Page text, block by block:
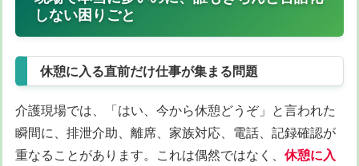
しない困りごと
休憩に入る直前だけ仕事が集まる問題
介護現場では、「はい、今から休憩どうぞ」と言われた
瞬間に、排泄介助、離席、家族対応、電話、記録確認が
重なることがあります。これは偶然ではなく、 休憩に入